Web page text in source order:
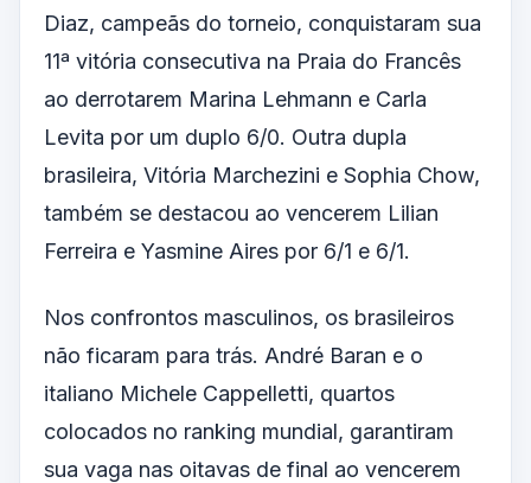
Diaz, campeãs do torneio, conquistaram sua
11ª vitória consecutiva na Praia do Francês
ao derrotarem Marina Lehmann e Carla
Levita por um duplo 6/0. Outra dupla
brasileira, Vitória Marchezini e Sophia Chow,
também se destacou ao vencerem Lilian
Ferreira e Yasmine Aires por 6/1 e 6/1.
Nos confrontos masculinos, os brasileiros
não ficaram para trás. André Baran e o
italiano Michele Cappelletti, quartos
colocados no ranking mundial, garantiram
sua vaga nas oitavas de final ao vencerem